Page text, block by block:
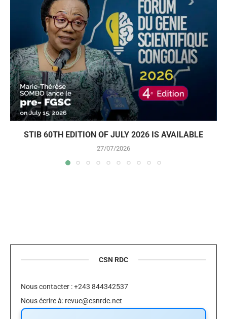
STIB 60TH EDITION OF JULY 2026 IS AVAILABLE
27/07/2026
CSN RDC
Nous contacter : +243 844342537
Nous écrire à: revue@csnrdc.net